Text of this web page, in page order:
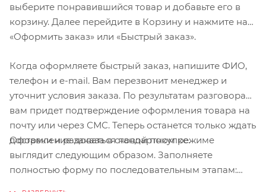
выберите понравившийся товар и добавьте его в
корзину. Далее перейдите в Корзину и нажмите на
«Оформить заказ» или «Быстрый заказ».
Когда оформляете быстрый заказ, напишите ФИО,
телефон и e-mail. Вам перезвонит менеджер и
уточнит условия заказа. По результатам разговора
вам придет подтверждение оформления товара на
почту или через СМС. Теперь останется только ждать
доставки и радоваться новой покупке.
Оформление заказа в стандартном режиме
выглядит следующим образом. Заполняете
полностью форму по последовательным этапам: